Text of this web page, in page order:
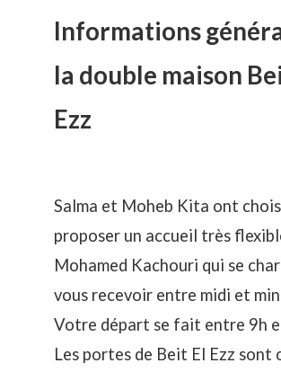
Informations
la double maison
Ezz
Salma et Moheb Kita ont
proposer un accueil très
Mohamed Kachouri qui se
vous recevoir entre midi et
Votre départ se fait entre 9h
Les portes de Beit El Ezz sont